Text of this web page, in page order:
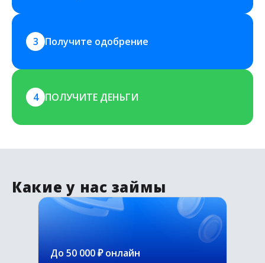
3 Получите одобрение
4 ПОЛУЧИТЕ ДЕНЬГИ
Какие у нас займы
До 50 000 ₽ онлайн